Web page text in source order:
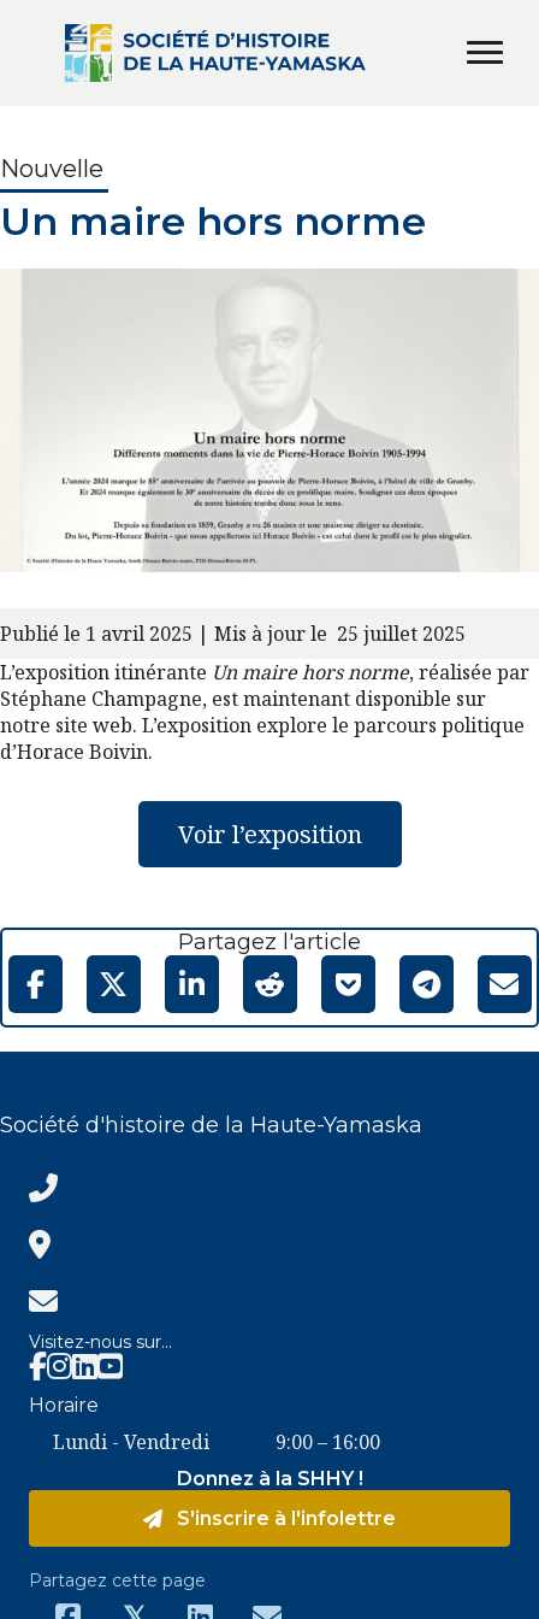
Nouvelle
Un maire hors norme
Publié le 1 avril 2025 | Mis à jour le 25 juillet 2025
L’exposition itinérante Un maire hors norme, réalisée par
Stéphane Champagne, est maintenant disponible sur
notre site web. L’exposition explore le parcours politique
d’Horace Boivin.
Voir l’exposition
Partagez l'article
Société d'histoire de la Haute-Yamaska
(450) 372-4500
info@shhy.info
Visitez-nous sur...
Facebook SHHY
Instagram SHHY
Horaire
Lundi - Vendredi 9:00 – 16:00
Donnez à la SHHY !
S'inscrire à l'infolettre
Partagez cette page